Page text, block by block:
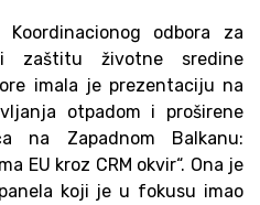
Koordinacionog odbora za
i zaštitu životne sredine
imala je prezentaciju na
otpadom i proširene
na Zapadnom Balkanu:
EU kroz CRM okvir“. Ona je
koji je u fokusu imao